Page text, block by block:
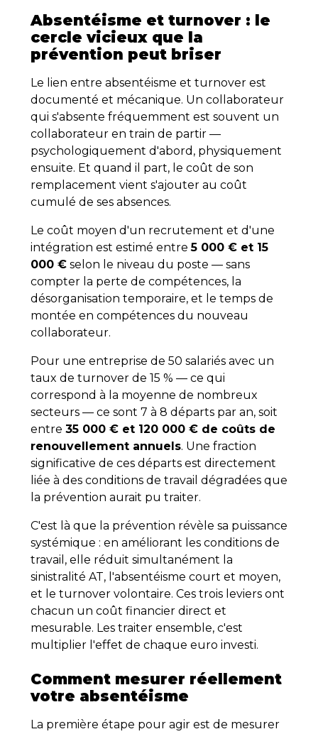
Absentéisme et turnover : le
cercle vicieux que la
prévention peut briser
Le lien entre absentéisme et turnover est
documenté et mécanique. Un collaborateur
qui s'absente fréquemment est souvent un
collaborateur en train de partir —
psychologiquement d'abord, physiquement
ensuite. Et quand il part, le coût de son
remplacement vient s'ajouter au coût
cumulé de ses absences.
Le coût moyen d'un recrutement et d'une
intégration est estimé entre5 000 € et 15
000 €selon le niveau du poste — sans
compter la perte de compétences, la
désorganisation temporaire, et le temps de
montée en compétences du nouveau
collaborateur.
Pour une entreprise de 50 salariés avec un
taux de turnover de 15 % — ce qui
correspond à la moyenne de nombreux
secteurs — ce sont 7 à 8 départs par an, soit
entre 35 000 € et 120 000 € de coûts de
renouvellement annuels. Une fraction
significative de ces départs est directement
liée à des conditions de travail dégradées que
la prévention aurait pu traiter.
C'est là que la prévention révèle sa puissance
systémique : en améliorant les conditions de
travail, elle réduit simultanément la
sinistralité AT, l'absentéisme court et moyen,
et le turnover volontaire. Ces trois leviers ont
chacun un coût financier direct et
mesurable. Les traiter ensemble, c'est
multiplier l'effet de chaque euro investi.
Comment mesurer réellement
votre absentéisme
La première étape pour agir est de mesurer